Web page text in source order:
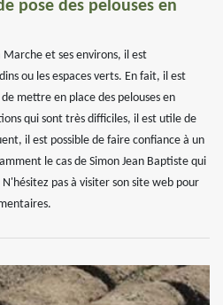
pose des pelouses en
Marche et ses environs, il est
ou les espaces verts. En fait, il est
mettre en place des pelouses en
qui sont très difficiles, il est utile de
il est possible de faire confiance à un
le cas de Simon Jean Baptiste qui
pas à visiter son site web pour